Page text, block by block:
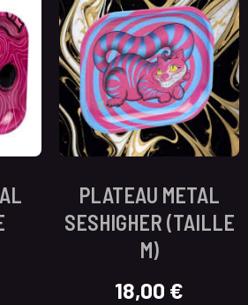
PLATEAU METAL
SESHIGHER (TAILLE
M)
18,00 €